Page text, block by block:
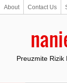
About Contact Us
Preuzmite Rizik